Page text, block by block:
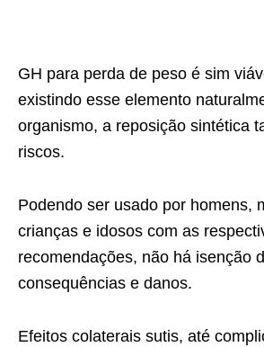
GH para perda de peso é sim
existindo esse elemento
organismo, a reposição sintética
riscos.
Podendo ser usado por homens,
crianças e idosos com as
recomendações, não há isenção
consequências e danos.
Efeitos colaterais sutis, até